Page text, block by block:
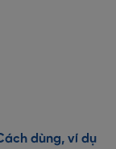
dùng, ví dụ